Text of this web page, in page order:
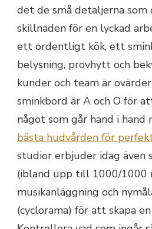
det de små detaljerna
skillnaden för en lyckad
ett ordentligt kök, ett
belysning, provhytt och
kunder och team är
sminkbord är A och O för
något som går hand i hand
bästa hudvården för
studior erbjuder idag även
(ibland upp till 1000/1000
musikanläggning och
(cyclorama) för att skapa